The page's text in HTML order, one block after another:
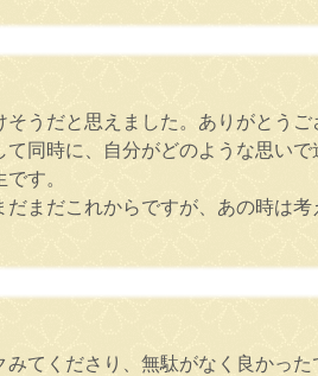
うだと思えました。ありがとうご
同時に、自分がどのような思い
す。
まだこれからですが、あの時は
てくださり、無駄がなく良かっ